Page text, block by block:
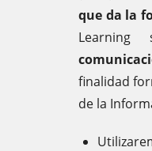
que da la
Learning
finalidad
de la